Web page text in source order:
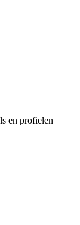
en profielen